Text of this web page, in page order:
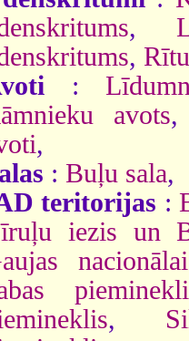
,
,
:
avots
,
: Buļu sala,
teritorijas :
iezis un
,